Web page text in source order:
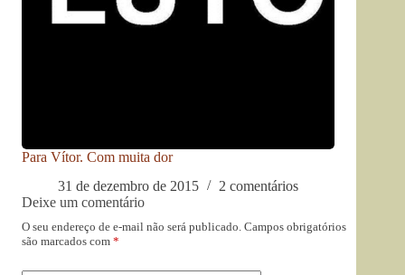
Para Vítor. Com muita dor
31 de dezembro de 2015
2 comentários
Deixe um comentário
O seu endereço de e-mail não será publicado. Campos obrigatórios
são marcados com *